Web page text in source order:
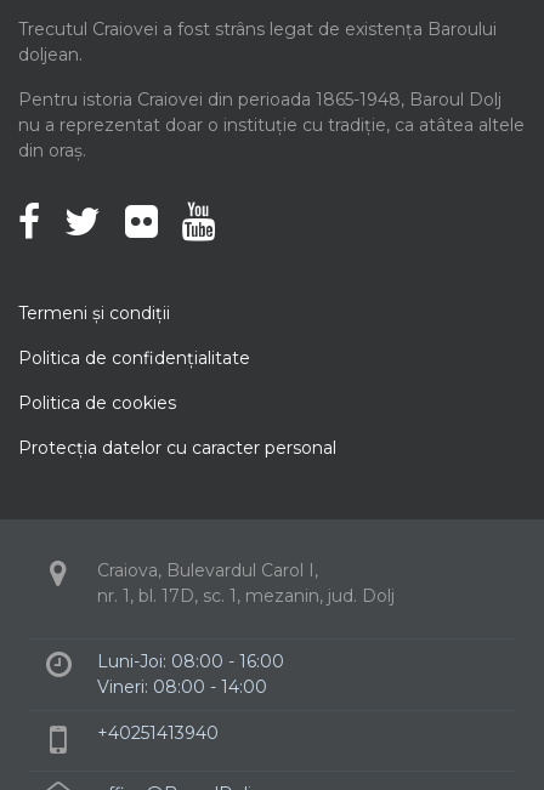
Trecutul Craiovei a fost strâns legat de existența Baroului
doljean.
Pentru istoria Craiovei din perioada 1865-1948, Baroul Dolj
nu a reprezentat doar o instituție cu tradiție, ca atâtea altele
din oraș.
Termeni şi condiţii
Politica de confidenţialitate
Politica de cookies
Protecţia datelor cu caracter personal
Craiova, Bulevardul Carol I,
nr. 1, bl. 17D, sc. 1, mezanin, jud. Dolj
Luni-Joi: 08:00 - 16:00
Vineri: 08:00 - 14:00
+40251413940